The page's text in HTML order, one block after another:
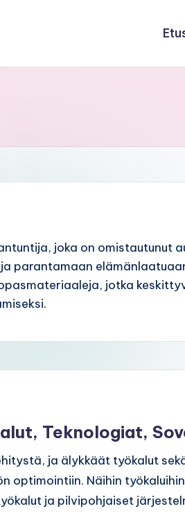
joka on omistautunut
parantamaan
jotka
Teknologiat,
ja älykkäät työkalut
Näihin työkaluihin
ja pilvipohjaiset